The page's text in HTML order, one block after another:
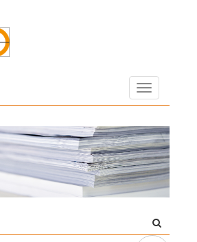
Navigation